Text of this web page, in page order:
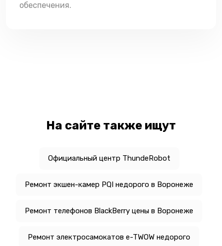
обеспечения.
На сайте также ищут
Официальный центр ThundeRobot
Ремонт экшен-камер PQI недорого в Воронеже
Ремонт телефонов BlackBerry цены в Воронеже
Ремонт электросамокатов e-TWOW недорого